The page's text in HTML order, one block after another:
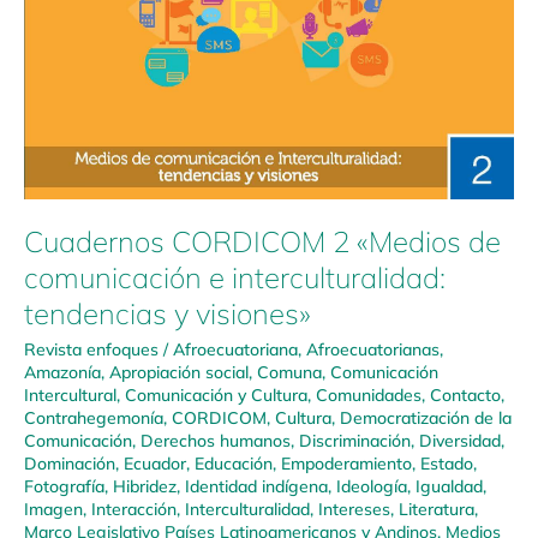
Cuadernos CORDICOM 2 «Medios de
comunicación e interculturalidad:
tendencias y visiones»
Revista enfoques /Afroecuatoriana, Afroecuatorianas,
Amazonía, Apropiación social, Comuna, Comunicación
Intercultural, Comunicación y Cultura, Comunidades, Contacto,
Contrahegemonía, CORDICOM, Cultura, Democratización de la
Comunicación, Derechos humanos, Discriminación, Diversidad,
Dominación, Ecuador, Educación, Empoderamiento, Estado,
Fotografía, Hibridez, Identidad indígena, Ideología, Igualdad,
Imagen, Interacción, Interculturalidad, Intereses, Literatura,
Marco Legislativo Países Latinoamericanos y Andinos, Medios